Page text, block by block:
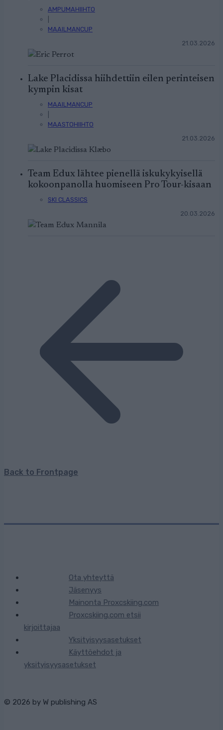
AMPUMAHIIHTO
MAAILMANCUP
21.03.2026
Lake Placidissa hiihdettiin eilen perinteisen
kympin kisat
MAAILMANCUP
MAASTOHIIHTO
21.03.2026
Team Edux lähtee pienellä iskukykyisellä
kokoonpanolla huomiseen Pro Tour-kisaan
SKI CLASSICS
20.03.2026
Back to Frontpage
Ota yhteyttä
Jäsenyys
Mainonta Proxcskiing.com
Proxcskiing.com etsii
kirjoittajaa
Yksityisyysasetukset
Käyttöehdot ja
yksityisyysasetukset
© 2026 by W publishing AS